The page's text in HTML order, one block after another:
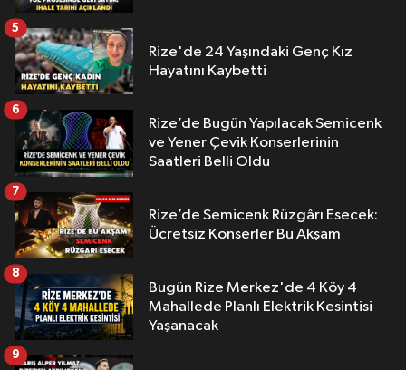
Rize'de 24 Yaşındaki Genç Kız
Hayatını Kaybetti
5
Rize’de Bugün Yapılacak Semicenk
ve Yener Çevik Konserlerinin
Saatleri Belli Oldu
6
Rize’de Semicenk Rüzgârı Esecek:
Ücretsiz Konserler Bu Akşam
7
Bugün Rize Merkez'de 4 Köy 4
Mahallede Planlı Elektrik Kesintisi
Yaşanacak
8
9